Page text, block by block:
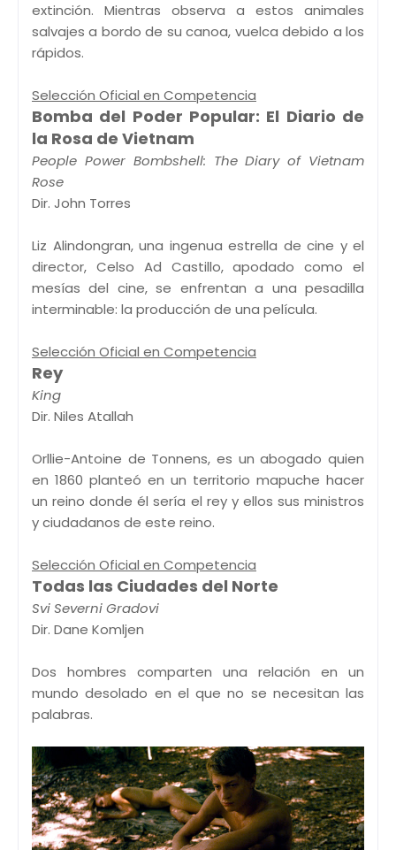
extinción. Mientras observa a estos animales
salvajes a bordo de su canoa, vuelca debido a los
rápidos.
Selección Oficial en Competencia
Bomba del Poder Popular: El Diario de
la Rosa de Vietnam
People Power Bombshell: The Diary of Vietnam
Rose
Dir. John Torres
Liz Alindongran, una ingenua estrella de cine y el
director, Celso Ad Castillo, apodado como el
mesías del cine, se enfrentan a una pesadilla
interminable: la producción de una película.
Selección Oficial en Competencia
Rey
King
Dir. Niles Atallah
Orllie-Antoine de Tonnens, es un abogado quien
en 1860 planteó en un territorio mapuche hacer
un reino donde él sería el rey y ellos sus ministros
y ciudadanos de este reino.
Selección Oficial en Competencia
Todas las Ciudades del Norte
Svi Severni Gradovi
Dir. Dane Komljen
Dos hombres comparten una relación en un
mundo desolado en el que no se necesitan las
palabras.